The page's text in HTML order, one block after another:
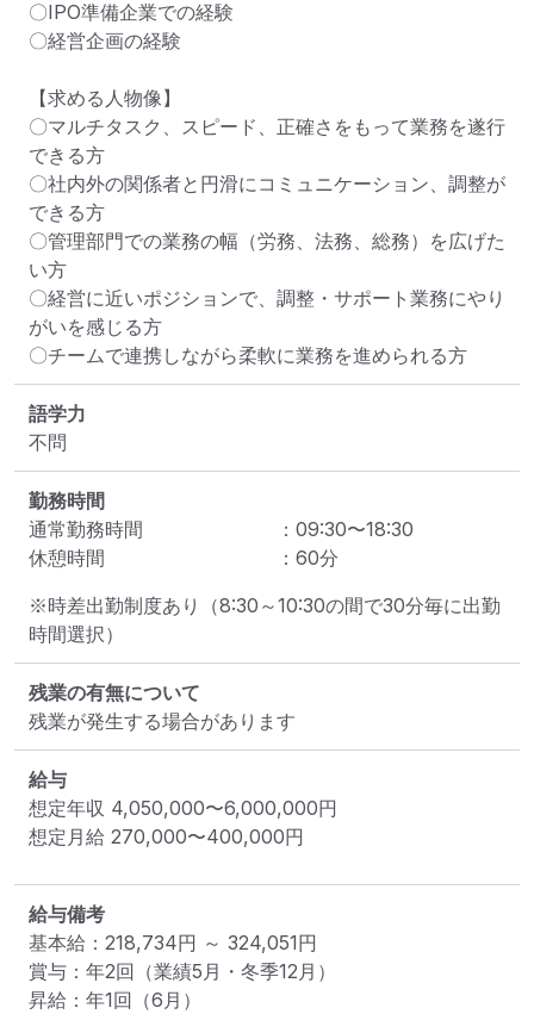
〇IPO準備企業での経験
〇経営企画の経験
【求める人物像】
〇マルチタスク、スピード、正確さをもって業務を遂行
できる方
〇社内外の関係者と円滑にコミュニケーション、調整が
できる方
〇管理部門での業務の幅（労務、法務、総務）を広げた
い方
〇経営に近いポジションで、調整・サポート業務にやり
がいを感じる方
〇チームで連携しながら柔軟に業務を進められる方
語学力
不問
勤務時間
通常勤務時間
： 09:30〜18:30
休憩時間
： 60分
※時差出勤制度あり（8:30～10:30の間で30分毎に出勤
時間選択）
残業の有無について
残業が発生する場合があります
給与
想定年収 4,050,000〜6,000,000円
想定月給 270,000〜400,000円
給与備考
基本給：218,734円 ～ 324,051円
賞与：年2回（業績5月・冬季12月）
昇給：年1回（6月）